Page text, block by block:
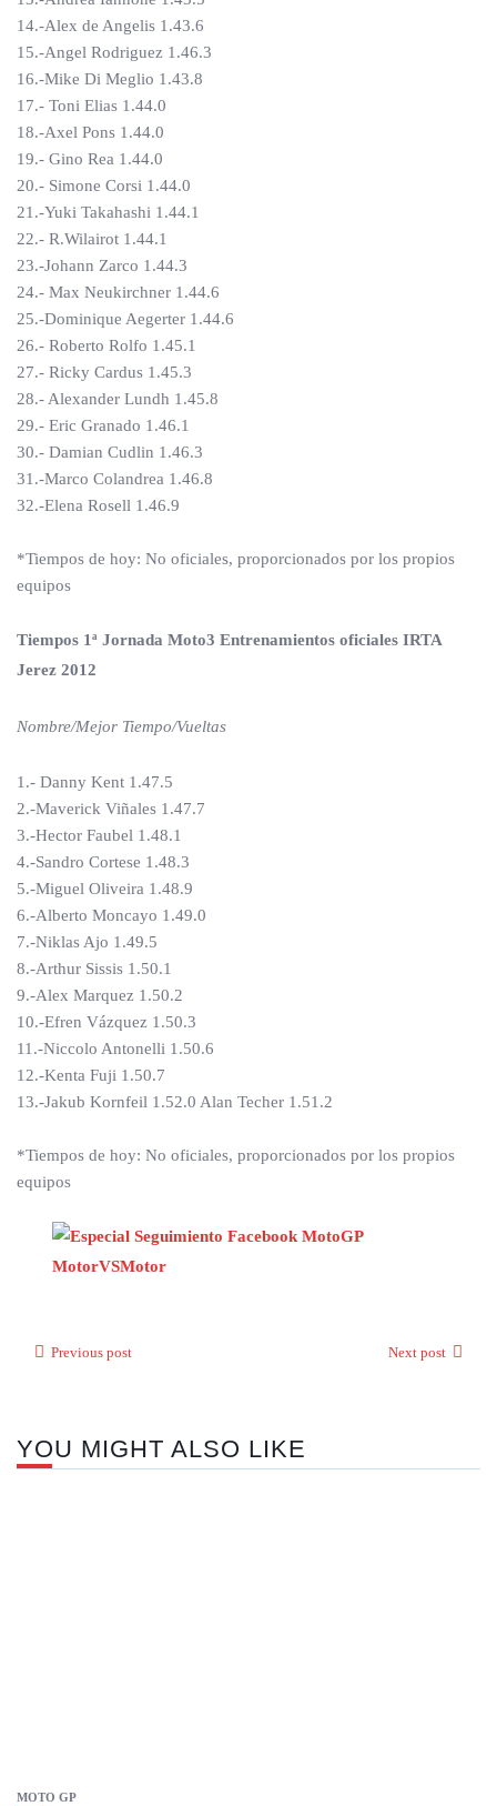
14.-Alex de Angelis 1.43.6
15.-Angel Rodriguez 1.46.3
16.-Mike Di Meglio 1.43.8
17.- Toni Elias 1.44.0
18.-Axel Pons 1.44.0
19.- Gino Rea 1.44.0
20.- Simone Corsi 1.44.0
21.-Yuki Takahashi 1.44.1
22.- R.Wilairot 1.44.1
23.-Johann Zarco 1.44.3
24.- Max Neukirchner 1.44.6
25.-Dominique Aegerter 1.44.6
26.- Roberto Rolfo 1.45.1
27.- Ricky Cardus 1.45.3
28.- Alexander Lundh 1.45.8
29.- Eric Granado 1.46.1
30.- Damian Cudlin 1.46.3
31.-Marco Colandrea 1.46.8
32.-Elena Rosell 1.46.9
*Tiempos de hoy: No oficiales, proporcionados por los propios
equipos
Tiempos 1ª Jornada Moto3 Entrenamientos oficiales IRTA
Jerez 2012
Nombre/Mejor Tiempo/Vueltas
1.- Danny Kent 1.47.5
2.-Maverick Viñales 1.47.7
3.-Hector Faubel 1.48.1
4.-Sandro Cortese 1.48.3
5.-Miguel Oliveira 1.48.9
6.-Alberto Moncayo 1.49.0
7.-Niklas Ajo 1.49.5
8.-Arthur Sissis 1.50.1
9.-Alex Marquez 1.50.2
10.-Efren Vázquez 1.50.3
11.-Niccolo Antonelli 1.50.6
12.-Kenta Fuji 1.50.7
13.-Jakub Kornfeil 1.52.0 Alan Techer 1.51.2
*Tiempos de hoy: No oficiales, proporcionados por los propios
equipos
Previous post Next post
YOU MIGHT ALSO LIKE
MOTO GP